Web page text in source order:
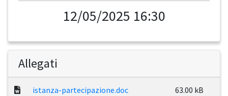
12/05/2025 16:30
Allegati
istanza-partecipazione.doc 63.00 kB